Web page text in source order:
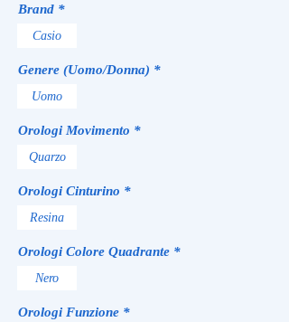
Brand *
Casio
Genere (Uomo/Donna) *
Uomo
Orologi Movimento *
Quarzo
Orologi Cinturino *
Resina
Orologi Colore Quadrante *
Nero
Orologi Funzione *